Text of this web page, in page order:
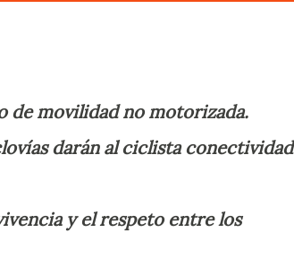
de movilidad no motorizada.
darán al ciclista conectividad
y el respeto entre los